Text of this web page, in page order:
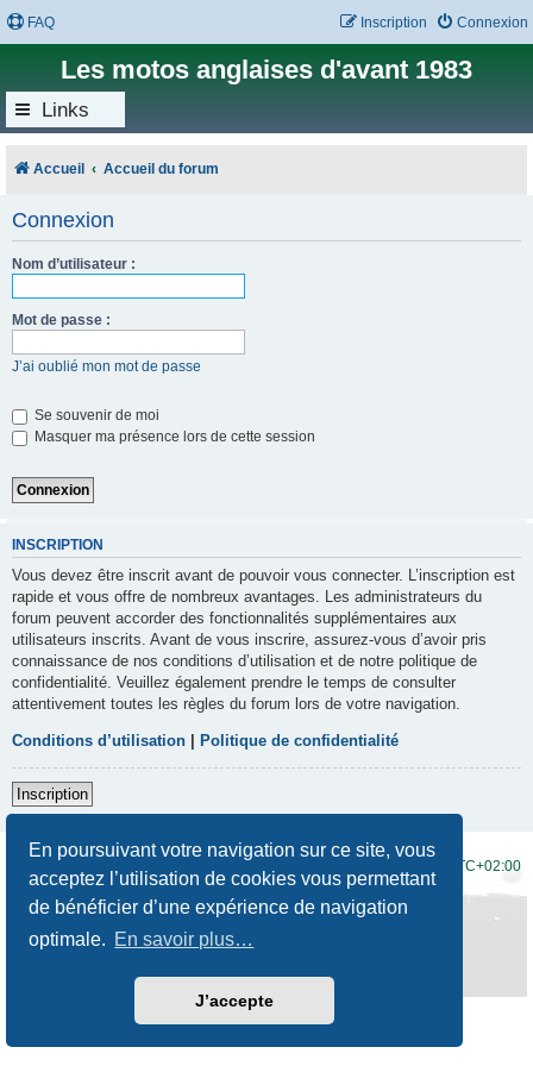
En poursuivant votre navigation sur ce site, vous
acceptez l’utilisation de cookies vous permettant
de bénéficier d’une expérience de navigation
optimale. En savoir plus…
J’accepte
FAQ Connexion
Inscription
Les motos anglaises d'avant 1983
Links
Accueil Accueil du forum
Connexion
Nom d’utilisateur :
Mot de passe :
J’ai oublié mon mot de passe
Se souvenir de moi
Masquer ma présence lors de cette session
INSCRIPTION
Vous devez être inscrit avant de pouvoir vous connecter. L’inscription est
rapide et vous offre de nombreux avantages. Les administrateurs du
forum peuvent accorder des fonctionnalités supplémentaires aux
utilisateurs inscrits. Avant de vous inscrire, assurez-vous d’avoir pris
connaissance de nos conditions d’utilisation et de notre politique de
confidentialité. Veuillez également prendre le temps de consulter
attentivement toutes les règles du forum lors de votre navigation.
Conditions d’utilisation Politique de confidentialité
Inscription
UTC+02:00
Développé par phpBB® Forum Software © phpBB Limited
Traduction française officielle
Prosilver New Edition
Confidentialité|Conditions